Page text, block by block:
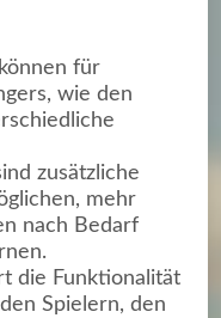
für
wie den
zusätzliche
mehr
nach Bedarf
die Funktionalität
Spielern, den